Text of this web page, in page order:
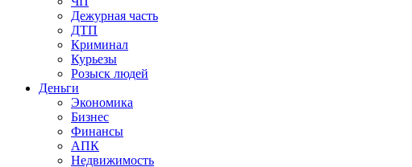
Дежурная часть
ДТП
Криминал
Курьезы
Розыск людей
Деньги
Экономика
Бизнес
Финансы
АПК
Недвижимость